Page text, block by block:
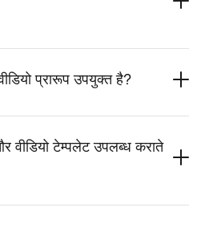
प्रारूप उपयुक्त है?
वीडियो टेम्पलेट उपलब्‍ध कराते